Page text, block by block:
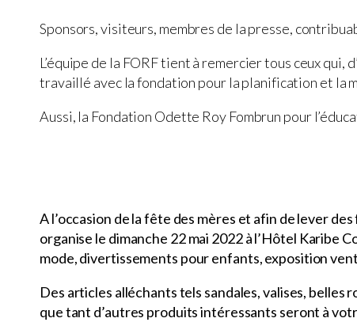
Sponsors, visiteurs, membres de la presse,
L’équipe de la FORF tient à remercier tous ceux qui,
travaillé avec la fondation pour la planification et la
Aussi, la Fondation Odette Roy Fombrun pour
A l’occasion de la fête des mères et afin de lever
organise le dimanche 22 mai 2022 à l’Hôtel Karibe
mode, divertissements pour enfants, exposition
Des articles alléchants tels sandales, valises,
que tant d’autres produits intéressants seront à